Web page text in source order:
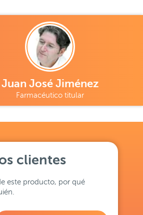
Juan José Jiménez
Farmacéutico titular
clientes
este producto, por qué